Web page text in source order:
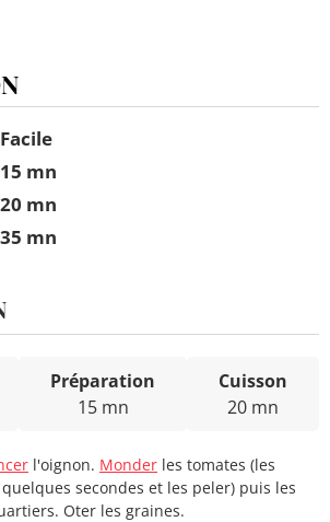
Facile
15 mn
20 mn
35 mn
Préparation
15 mn
Cuisson
20 mn
l'oignon. Monder les tomates (les
secondes et les peler) puis les
Oter les graines.